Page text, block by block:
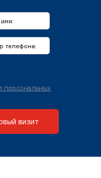
персональных
визит